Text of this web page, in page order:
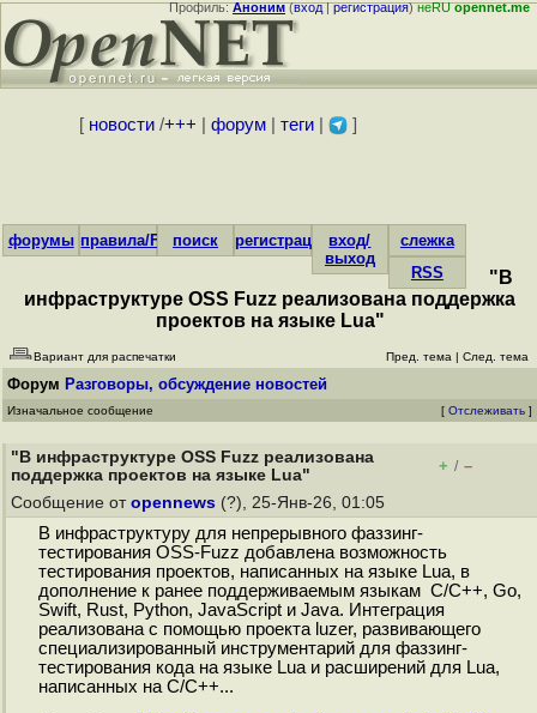
Профиль:Аноним(вход|регистрация)неRUopennet.me
[ новости/+++ форум| теги| ]
форумы правила/FAQпоиск регистрациявход/
выход
слежка
RSS
"В
инфраструктуре OSS Fuzz реализована поддержка
проектов на языке Lua"
Вариант для распечатки Пред. тема | След. тема
Форум Разговоры, обсуждение новостей
Изначальное сообщение [ Отслеживать ]
"В инфраструктуре OSS Fuzz реализована
поддержка проектов на языке Lua"
+ / –
Сообщение от opennews (?), 25-Янв-26, 01:05
В инфраструктуру для непрерывного фаззинг-
тестирования OSS-Fuzz добавлена возможность
тестирования проектов, написанных на языке Lua, в
дополнение к ранее поддерживаемым языкам C/C++, Go,
Swift, Rust, Python, JavaScript и Java. Интеграция
реализована с помощью проекта luzer, развивающего
специализированный инструментарий для фаззинг-
тестирования кода на языке Lua и расширений для Lua,
написанных на C/C++...